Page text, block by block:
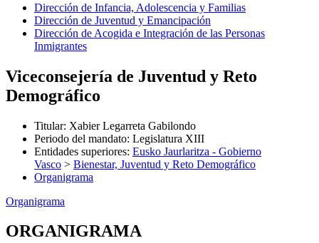
Dirección de Infancia, Adolescencia y Familias
Dirección de Juventud y Emancipación
Dirección de Acogida e Integración de las Personas
Inmigrantes
Viceconsejería de Juventud y Reto
Demográfico
Titular: Xabier Legarreta Gabilondo
Periodo del mandato: Legislatura XIII
Entidades superiores: Eusko Jaurlaritza - Gobierno
Vasco > Bienestar, Juventud y Reto Demográfico
Organigrama
Organigrama
ORGANIGRAMA